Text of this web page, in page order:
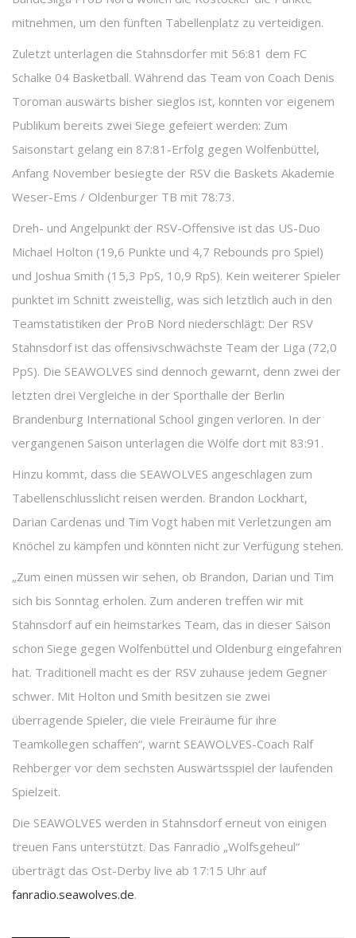
mitnehmen, um den fünften Tabellenplatz zu verteidigen.
Zuletzt unterlagen die Stahnsdorfer mit 56:81 dem FC
Schalke 04 Basketball. Während das Team von Coach Denis
Toroman auswärts bisher sieglos ist, konnten vor eigenem
Publikum bereits zwei Siege gefeiert werden: Zum
Saisonstart gelang ein 87:81-Erfolg gegen Wolfenbüttel,
Anfang November besiegte der RSV die Baskets Akademie
Weser-Ems / Oldenburger TB mit 78:73.
Dreh- und Angelpunkt der RSV-Offensive ist das US-Duo
Michael Holton (19,6 Punkte und 4,7 Rebounds pro Spiel)
und Joshua Smith (15,3 PpS, 10,9 RpS). Kein weiterer Spieler
punktet im Schnitt zweistellig, was sich letztlich auch in den
Teamstatistiken der ProB Nord niederschlägt: Der RSV
Stahnsdorf ist das offensivschwächste Team der Liga (72,0
PpS). Die SEAWOLVES sind dennoch gewarnt, denn zwei der
letzten drei Vergleiche in der Sporthalle der Berlin
Brandenburg International School gingen verloren. In der
vergangenen Saison unterlagen die Wölfe dort mit 83:91.
Hinzu kommt, dass die SEAWOLVES angeschlagen zum
Tabellenschlusslicht reisen werden. Brandon Lockhart,
Darian Cardenas und Tim Vogt haben mit Verletzungen am
Knöchel zu kämpfen und könnten nicht zur Verfügung stehen.
„Zum einen müssen wir sehen, ob Brandon, Darian und Tim
sich bis Sonntag erholen. Zum anderen treffen wir mit
Stahnsdorf auf ein heimstarkes Team, das in dieser Saison
schon Siege gegen Wolfenbüttel und Oldenburg eingefahren
hat. Traditionell macht es der RSV zuhause jedem Gegner
schwer. Mit Holton und Smith besitzen sie zwei
überragende Spieler, die viele Freiräume für ihre
Teamkollegen schaffen“, warnt SEAWOLVES-Coach Ralf
Rehberger vor dem sechsten Auswärtsspiel der laufenden
Spielzeit.
Die SEAWOLVES werden in Stahnsdorf erneut von einigen
treuen Fans unterstützt. Das Fanradio „Wolfsgeheul“
überträgt das Ost-Derby live ab 17:15 Uhr auf
fanradio.seawolves.de.